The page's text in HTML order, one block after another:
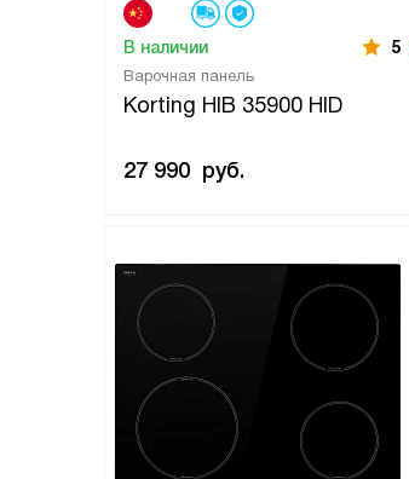
Варочная панель
Korting HIB 35900 HID
В наличии 5
27 990 руб.